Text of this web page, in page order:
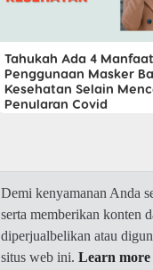
Tahukah Ada 4 Manfaat
Penggunaan Masker
Kesehatan Selain
Penularan Covid
Demi kenyamanan Anda
serta memberikan konten
diperjualbelikan atau
situs web ini. Learn more